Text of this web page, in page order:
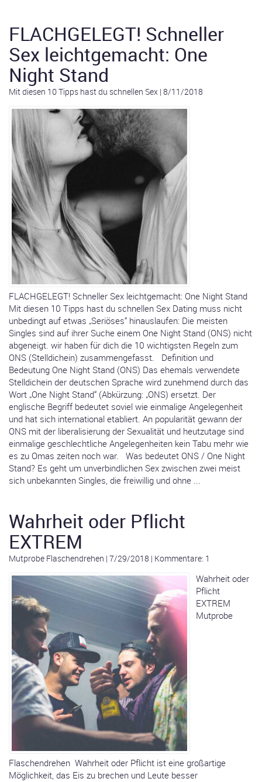
FLACHGELEGT! Schneller
Sex leichtgemacht: One
Night Stand
Mit diesen 10 Tipps hast du schnellen Sex | 8/11/2018
FLACHGELEGT! Schneller Sex leichtgemacht: One Night Stand
Mit diesen 10 Tipps hast du schnellen Sex Dating muss nicht
unbedingt auf etwas „Seriöses“ hinauslaufen: Die meisten
Singles sind auf ihrer Suche einem One Night Stand (ONS) nicht
abgeneigt. wir haben für dich die 10 wichtigsten Regeln zum
ONS (Stelldichein) zusammengefasst. Definition und
Bedeutung One Night Stand (ONS) Das ehemals verwendete
Stelldichein der deutschen Sprache wird zunehmend durch das
Wort „One Night Stand“ (Abkürzung: „ONS) ersetzt. Der
englische Begriff bedeutet soviel wie einmalige Angelegenheit
und hat sich international etabliert. An popularität gewann der
ONS mit der liberalisierung der Sexualität und heutzutage sind
einmalige geschlechtliche Angelegenheiten kein Tabu mehr wie
es zu Omas zeiten noch war. Was bedeutet ONS / One Night
Stand? Es geht um unverbindlichen Sex zwischen zwei meist
sich unbekannten Singles, die freiwillig und ohne ...
Wahrheit oder Pflicht
EXTREM
Mutprobe Flaschendrehen | 7/29/2018 | Kommentare: 1
Wahrheit oder
Pflicht
EXTREM
Mutprobe
Flaschendrehen Wahrheit oder Pflicht ist eine großartige
Möglichkeit, das Eis zu brechen und Leute besser